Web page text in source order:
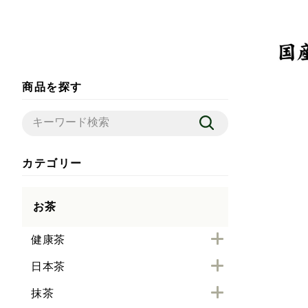
商品を探す
カテゴリー
お茶
健康茶
日本茶
抹茶